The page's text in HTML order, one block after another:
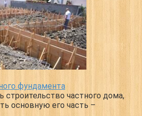
фундамента
строительство частного дома,
основную его часть –